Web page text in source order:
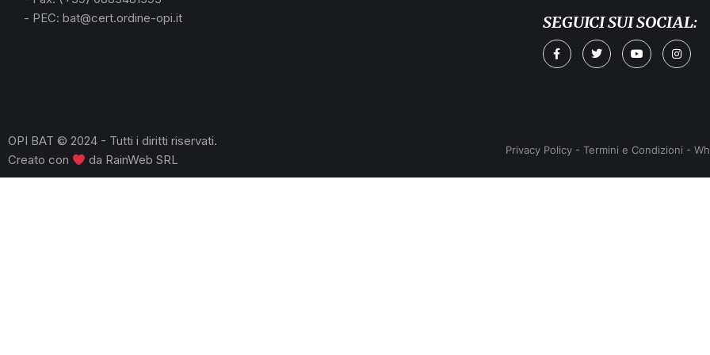
- PEC: bat@cert.ordine-opi.it
SEGUICI SUI SOCIAL:
OPI BAT © 2024 - Tutti i diritti riservati.
Creato con
da RainWeb SRL
Privacy Policy - Termini e Condizioni -